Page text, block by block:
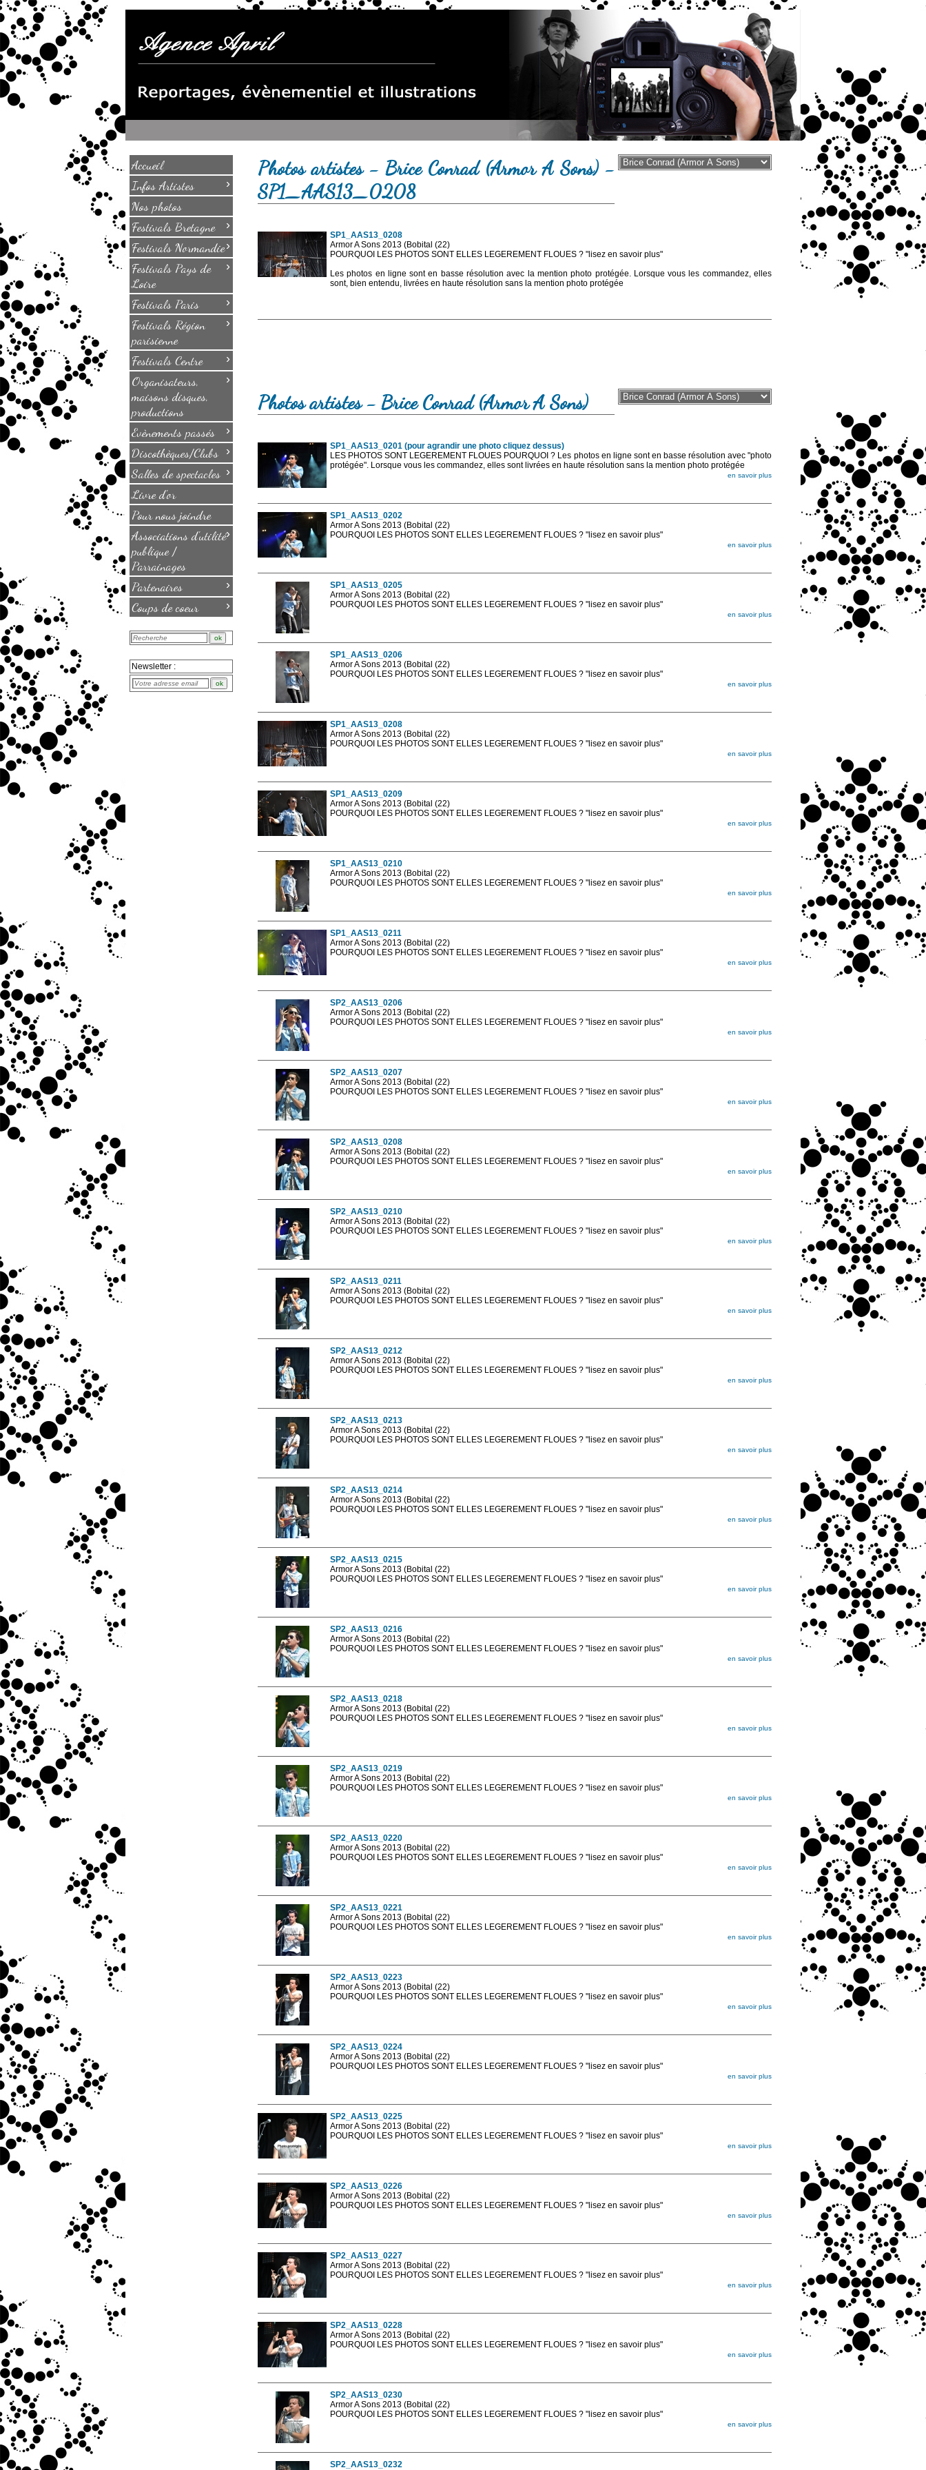
Accueil
Infos Artistes
›
Nos photos
Festivals Bretagne
›
Festivals Normandie›
Festivals Pays de
Loire
›
Festivals Paris ›
Festivals Région
parisienne
›
Festivals Centre ›
Organisateurs,
maisons disques,
productions
›
Evènements passés ›
Discothèques/Clubs ›
Salles de spectacles ›
Livre d'or
Pour nous joindre
Associations d'utilité
publique /
Parrainages
›
Partenaires ›
Coups de coeur ›
Newsletter :
Photos artistes - Brice Conrad (Armor A Sons) -
SP1_AAS13_0208
SP1_AAS13_0208
Armor A Sons 2013 (Bobital (22)
POURQUOI LES PHOTOS SONT ELLES LEGEREMENT FLOUES ? "lisez en savoir plus"
Les photos en ligne sont en basse résolution avec la mention photo protégée. Lorsque vous les commandez, elles
sont, bien entendu, livrées en haute résolution sans la mention photo protégée
Photos artistes - Brice Conrad (Armor A Sons)
SP1_AAS13_0201 (pour agrandir une photo cliquez dessus)
LES PHOTOS SONT LEGEREMENT FLOUES POURQUOI ? Les photos en ligne sont en basse résolution avec "photo
protégée". Lorsque vous les commandez, elles sont livrées en haute résolution sans la mention photo protégée
en savoir plus
SP1_AAS13_0202
Armor A Sons 2013 (Bobital (22)
POURQUOI LES PHOTOS SONT ELLES LEGEREMENT FLOUES ? "lisez en savoir plus"
en savoir plus
SP1_AAS13_0205
Armor A Sons 2013 (Bobital (22)
POURQUOI LES PHOTOS SONT ELLES LEGEREMENT FLOUES ? "lisez en savoir plus"
en savoir plus
SP1_AAS13_0206
Armor A Sons 2013 (Bobital (22)
POURQUOI LES PHOTOS SONT ELLES LEGEREMENT FLOUES ? "lisez en savoir plus"
en savoir plus
SP1_AAS13_0208
Armor A Sons 2013 (Bobital (22)
POURQUOI LES PHOTOS SONT ELLES LEGEREMENT FLOUES ? "lisez en savoir plus"
en savoir plus
SP1_AAS13_0209
Armor A Sons 2013 (Bobital (22)
POURQUOI LES PHOTOS SONT ELLES LEGEREMENT FLOUES ? "lisez en savoir plus"
en savoir plus
SP1_AAS13_0210
Armor A Sons 2013 (Bobital (22)
POURQUOI LES PHOTOS SONT ELLES LEGEREMENT FLOUES ? "lisez en savoir plus"
en savoir plus
SP1_AAS13_0211
Armor A Sons 2013 (Bobital (22)
POURQUOI LES PHOTOS SONT ELLES LEGEREMENT FLOUES ? "lisez en savoir plus"
en savoir plus
SP2_AAS13_0206
Armor A Sons 2013 (Bobital (22)
POURQUOI LES PHOTOS SONT ELLES LEGEREMENT FLOUES ? "lisez en savoir plus"
en savoir plus
SP2_AAS13_0207
Armor A Sons 2013 (Bobital (22)
POURQUOI LES PHOTOS SONT ELLES LEGEREMENT FLOUES ? "lisez en savoir plus"
en savoir plus
SP2_AAS13_0208
Armor A Sons 2013 (Bobital (22)
POURQUOI LES PHOTOS SONT ELLES LEGEREMENT FLOUES ? "lisez en savoir plus"
en savoir plus
SP2_AAS13_0210
Armor A Sons 2013 (Bobital (22)
POURQUOI LES PHOTOS SONT ELLES LEGEREMENT FLOUES ? "lisez en savoir plus"
en savoir plus
SP2_AAS13_0211
Armor A Sons 2013 (Bobital (22)
POURQUOI LES PHOTOS SONT ELLES LEGEREMENT FLOUES ? "lisez en savoir plus"
en savoir plus
SP2_AAS13_0212
Armor A Sons 2013 (Bobital (22)
POURQUOI LES PHOTOS SONT ELLES LEGEREMENT FLOUES ? "lisez en savoir plus"
en savoir plus
SP2_AAS13_0213
Armor A Sons 2013 (Bobital (22)
POURQUOI LES PHOTOS SONT ELLES LEGEREMENT FLOUES ? "lisez en savoir plus"
en savoir plus
SP2_AAS13_0214
Armor A Sons 2013 (Bobital (22)
POURQUOI LES PHOTOS SONT ELLES LEGEREMENT FLOUES ? "lisez en savoir plus"
en savoir plus
SP2_AAS13_0215
Armor A Sons 2013 (Bobital (22)
POURQUOI LES PHOTOS SONT ELLES LEGEREMENT FLOUES ? "lisez en savoir plus"
en savoir plus
SP2_AAS13_0216
Armor A Sons 2013 (Bobital (22)
POURQUOI LES PHOTOS SONT ELLES LEGEREMENT FLOUES ? "lisez en savoir plus"
en savoir plus
SP2_AAS13_0218
Armor A Sons 2013 (Bobital (22)
POURQUOI LES PHOTOS SONT ELLES LEGEREMENT FLOUES ? "lisez en savoir plus"
en savoir plus
SP2_AAS13_0219
Armor A Sons 2013 (Bobital (22)
POURQUOI LES PHOTOS SONT ELLES LEGEREMENT FLOUES ? "lisez en savoir plus"
en savoir plus
SP2_AAS13_0220
Armor A Sons 2013 (Bobital (22)
POURQUOI LES PHOTOS SONT ELLES LEGEREMENT FLOUES ? "lisez en savoir plus"
en savoir plus
SP2_AAS13_0221
Armor A Sons 2013 (Bobital (22)
POURQUOI LES PHOTOS SONT ELLES LEGEREMENT FLOUES ? "lisez en savoir plus"
en savoir plus
SP2_AAS13_0223
Armor A Sons 2013 (Bobital (22)
POURQUOI LES PHOTOS SONT ELLES LEGEREMENT FLOUES ? "lisez en savoir plus"
en savoir plus
SP2_AAS13_0224
Armor A Sons 2013 (Bobital (22)
POURQUOI LES PHOTOS SONT ELLES LEGEREMENT FLOUES ? "lisez en savoir plus"
en savoir plus
SP2_AAS13_0225
Armor A Sons 2013 (Bobital (22)
POURQUOI LES PHOTOS SONT ELLES LEGEREMENT FLOUES ? "lisez en savoir plus"
en savoir plus
SP2_AAS13_0226
Armor A Sons 2013 (Bobital (22)
POURQUOI LES PHOTOS SONT ELLES LEGEREMENT FLOUES ? "lisez en savoir plus"
en savoir plus
SP2_AAS13_0227
Armor A Sons 2013 (Bobital (22)
POURQUOI LES PHOTOS SONT ELLES LEGEREMENT FLOUES ? "lisez en savoir plus"
en savoir plus
SP2_AAS13_0228
Armor A Sons 2013 (Bobital (22)
POURQUOI LES PHOTOS SONT ELLES LEGEREMENT FLOUES ? "lisez en savoir plus"
en savoir plus
SP2_AAS13_0230
Armor A Sons 2013 (Bobital (22)
POURQUOI LES PHOTOS SONT ELLES LEGEREMENT FLOUES ? "lisez en savoir plus"
en savoir plus
SP2_AAS13_0232